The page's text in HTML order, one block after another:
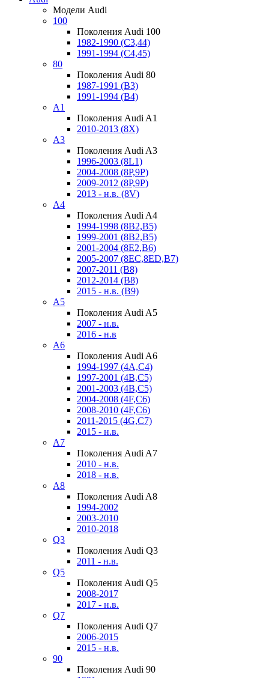
Модели Audi
100
Поколения Audi 100
1982-1990 (С3,44)
1991-1994 (С4,45)
80
Поколения Audi 80
1987-1991 (B3)
1991-1994 (B4)
A1
Поколения Audi A1
2010-2013 (8X)
A3
Поколения Audi A3
1996-2003 (8L1)
2004-2008 (8P,9P)
2009-2012 (8P,9P)
2013 - н.в. (8V)
A4
Поколения Audi A4
1994-1998 (8B2,B5)
1999-2001 (8B2,B5)
2001-2004 (8E2,B6)
2005-2007 (8EC,8ED,B7)
2007-2011 (B8)
2012-2014 (B8)
2015 - н.в. (B9)
A5
Поколения Audi A5
2007 - н.в.
2016 - н.в
A6
Поколения Audi A6
1994-1997 (4A,C4)
1997-2001 (4B,C5)
2001-2003 (4B,C5)
2004-2008 (4F,C6)
2008-2010 (4F,C6)
2011-2015 (4G,C7)
2015 - н.в.
A7
Поколения Audi A7
2010 - н.в.
2018 - н.в.
A8
Поколения Audi A8
1994-2002
2003-2010
2010-2018
Q3
Поколения Audi Q3
2011 - н.в.
Q5
Поколения Audi Q5
2008-2017
2017 - н.в.
Q7
Поколения Audi Q7
2006-2015
2015 - н.в.
90
Поколения Audi 90